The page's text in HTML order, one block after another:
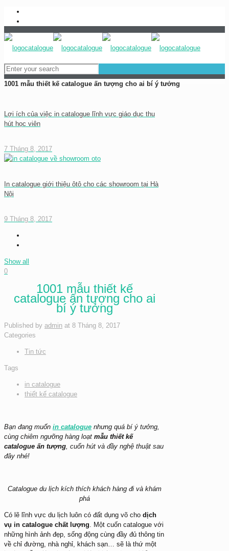
1001 mẫu thiết kế catalogue ấn tượng cho ai bí ý tưởng
Lợi ích của việc in catalogue lĩnh vực giáo dục thu
hút học viên
7 Tháng 8, 2017
In catalogue giới thiệu ôtô cho các showroom tại Hà
Nội
9 Tháng 8, 2017
Show all
0
1001 mẫu thiết kế
catalogue ấn tượng cho ai
bí ý tưởng
Published by admin at 8 Tháng 8, 2017
Categories
Tin tức
Tags
in catalogue
thiết kế catalogue
Bạn đang muốn in catalogue nhưng quá bí ý tưởng,
cùng chiêm ngưỡng hàng loạt mẫu thiết kế
catalogue ấn tượng , cuốn hút và đầy nghệ thuật sau
đây nhé!
Catalogue du lịch kích thích khách hàng đi và khám
phá
Có lẽ lĩnh vực du lịch luôn có đất dụng võ cho dịch
vụ in catalogue chất lượng . Một cuốn catalogue với
những hình ảnh đẹp, sống động cùng đầy đủ thông tin
về chỉ đường, nhà nghỉ, khách sạn… sẽ là thứ một